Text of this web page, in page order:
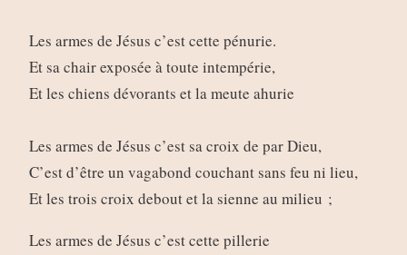
Les armes de Jésus c’est cette pénurie.
Et sa chair exposée à toute intempérie,
Et les chiens dévorants et la meute ahurie
Les armes de Jésus c’est sa croix de par Dieu,
C’est d’être un vagabond couchant sans feu ni lieu,
Et les trois croix debout et la sienne au milieu ;
Les armes de Jésus c’est cette pillerie